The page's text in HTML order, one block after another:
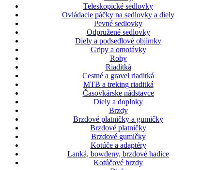
Teleskopické sedlovky
Ovládacie páčky na sedlovky a diely
Pevné sedlovky
Odpružené sedlovky
Diely a podsedlové objímky
Gripy a omotávky
Rohy
Riaditká
Cestné a gravel riaditká
MTB a treking riaditká
Časovkárske nádstavce
Diely a doplnky
Brzdy
Brzdové platničky a gumičky
Brzdové platničky
Brzdové gumičky
Kotúče a adaptéry
Lanká, bowdeny, brzdové hadice
Kotúčové brzdy